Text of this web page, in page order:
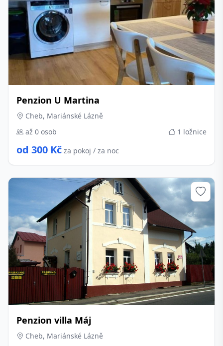
Penzion U Martina
Cheb, Mariánské Lázně
až 0 osob
1 ložnice
od 300 Kč za pokoj / za noc
Penzion villa Máj
Cheb, Mariánské Lázně